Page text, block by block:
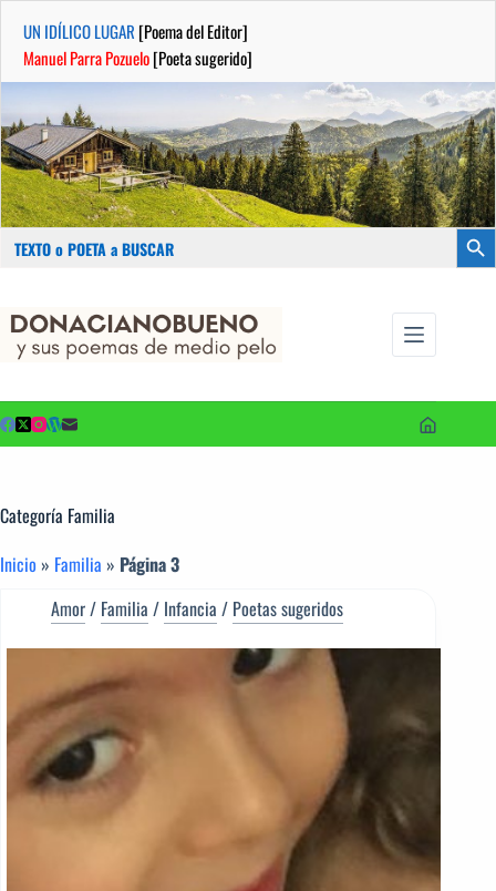
UN IDÍLICO LUGAR [Poema del Editor]
Manuel Parra Pozuelo[Poeta sugerido]
Buscar:
contenido
Categoría Familia
Inicio » Familia » Página 3
Amor/ Familia / Infancia / Poetas sugeridos